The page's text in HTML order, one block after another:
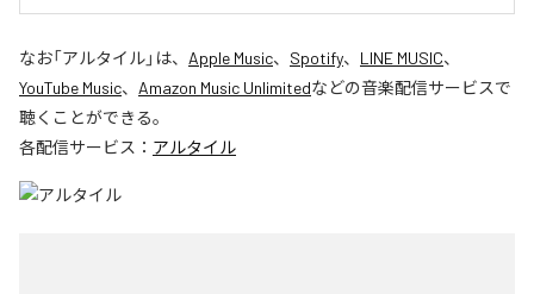
なお「アルタイル」は、 Apple Music、 Spotify、 LINE MUSIC、
YouTube Music、 Amazon Music Unlimitedなどの音楽配信サービスで
聴くことができる。
各配信サービス： アルタイル